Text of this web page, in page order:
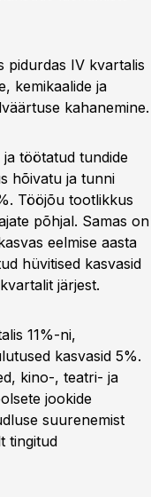
pidurdas IV kvartalis
kemikaalide ja
kahanemine.
töötatud tundide
hõivatu ja tunni
Tööjõu tootlikkus
põhjal. Samas on
eelmise aasta
hüvitised kasvasid
järjest.
11%-ni,
kasvasid 5%.
kino-, teatri- ja
jookide
suurenemist
tingitud